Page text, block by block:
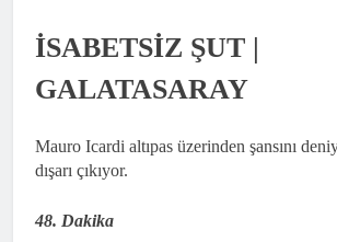
İSABETSİZ ŞUT |
GALATASARAY
Mauro Icardi altıpas üzerinden şansını
dışarı çıkıyor.
48. Dakika